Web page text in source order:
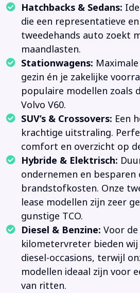
Hatchbacks & Sedans:
die een representatieve
tweedehands auto zoekt
maandlasten.
Stationwagens:
gezin én je zakelijke
populaire modellen zoals
Volvo V60.
SUV’s & Crossovers: Een
krachtige uitstraling.
comfort en overzicht op
Hybride & Elektrisch:
ondernemen en besparen
brandstofkosten. Onze
lease modellen zijn zeer
gunstige TCO.
Diesel & Benzine: Voor
kilometervreter bieden
diesel-occasions, terwijl
modellen ideaal zijn voor
van ritten.